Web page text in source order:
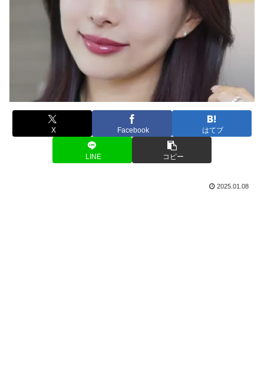
X Facebook はてブ
LINE コピー
2025.01.08